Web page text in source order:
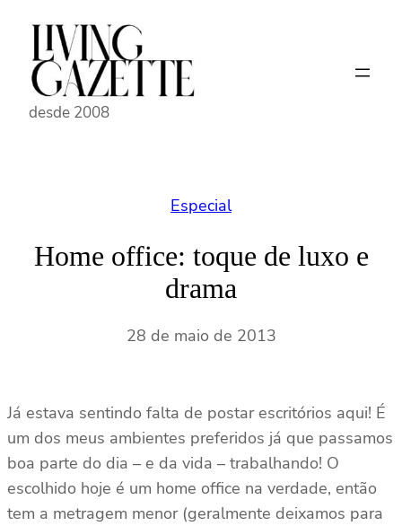
Pular
conteúdo
desde 2008
Especial
Home office: toque de luxo e
drama
28 de maio de 2013
Já estava sentindo falta de postar escritórios aqui! É
um dos meus ambientes preferidos já que passamos
boa parte do dia – e da vida – trabalhando! O
escolhido hoje é um home office na verdade, então
tem a metragem menor (geralmente deixamos para